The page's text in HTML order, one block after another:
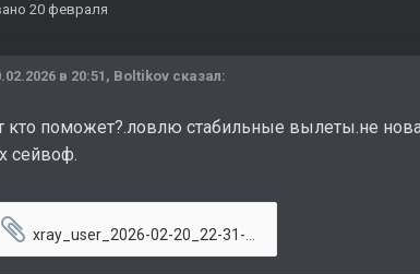
20 февраля
в 20:51, Boltikov сказал:
кто поможет?.ловлю стабильные вылеты.не
сейвоф.
xray_user_2026-02-20_22-31-20.log